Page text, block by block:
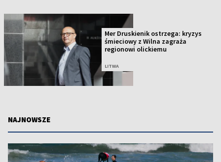
Mer Druskienik ostrzega: kryzys
śmieciowy z Wilna zagraża
regionowi olickiemu
LITWA
NAJNOWSZE